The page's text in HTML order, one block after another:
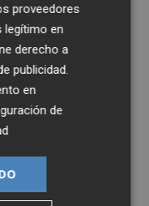
proveedores
legítimo en
derecho a
publicidad
en
de